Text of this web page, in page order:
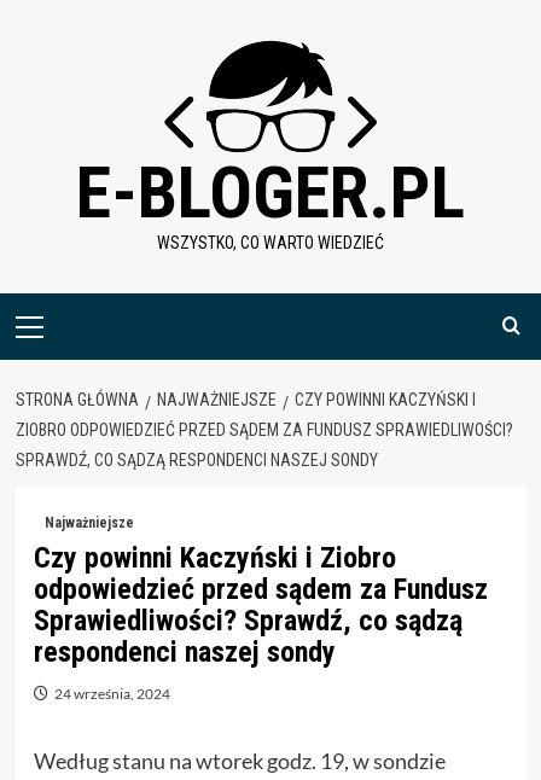
E-BLOGER.PL
WSZYSTKO, CO WARTO WIEDZIEĆ
Menu
STRONA GŁÓWNA NAJWAŻNIEJSZE
CZY POWINNI KACZYŃSKI I
ZIOBRO ODPOWIEDZIEĆ PRZED SĄDEM ZA FUNDUSZ SPRAWIEDLIWOŚCI?
SPRAWDŹ, CO SĄDZĄ RESPONDENCI NASZEJ SONDY
Najważniejsze
Czy powinni Kaczyński i Ziobro
odpowiedzieć przed sądem za Fundusz
Sprawiedliwości? Sprawdź, co sądzą
respondenci naszej sondy
24 września, 2024
Według stanu na wtorek godz. 19, w sondzie